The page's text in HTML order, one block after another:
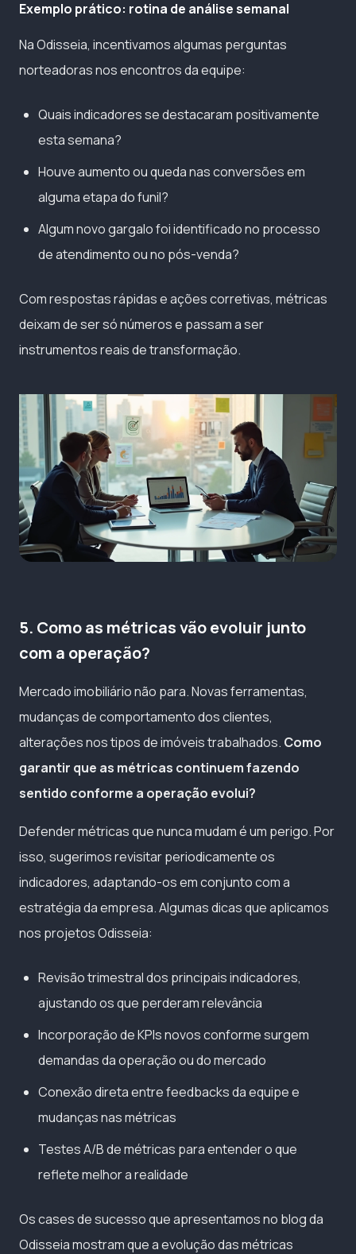
Exemplo prático: rotina de análise semanal
Na Odisseia, incentivamos algumas perguntas
norteadoras nos encontros da equipe:
Quais indicadores se destacaram positivamente
esta semana?
Houve aumento ou queda nas conversões em
alguma etapa do funil?
Algum novo gargalo foi identificado no processo
de atendimento ou no pós-venda?
Com respostas rápidas e ações corretivas, métricas
deixam de ser só números e passam a ser
instrumentos reais de transformação.
5. Como as métricas vão evoluir junto
com a operação?
Mercado imobiliário não para. Novas ferramentas,
mudanças de comportamento dos clientes,
alterações nos tipos de imóveis trabalhados. Como
garantir que as métricas continuem fazendo
sentido conforme a operação evolui?
Defender métricas que nunca mudam é um perigo. Por
isso, sugerimos revisitar periodicamente os
indicadores, adaptando-os em conjunto com a
estratégia da empresa. Algumas dicas que aplicamos
nos projetos Odisseia:
Revisão trimestral dos principais indicadores,
ajustando os que perderam relevância
Incorporação de KPIs novos conforme surgem
demandas da operação ou do mercado
Conexão direta entre feedbacks da equipe e
mudanças nas métricas
Testes A/B de métricas para entender o que
reflete melhor a realidade
Os cases de sucesso que apresentamos no blog da
Odisseia mostram que a evolução das métricas